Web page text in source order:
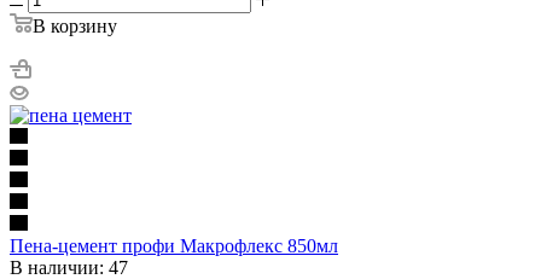
В корзину
Пена-цемент профи Макрофлекс 850мл
В наличии: 47